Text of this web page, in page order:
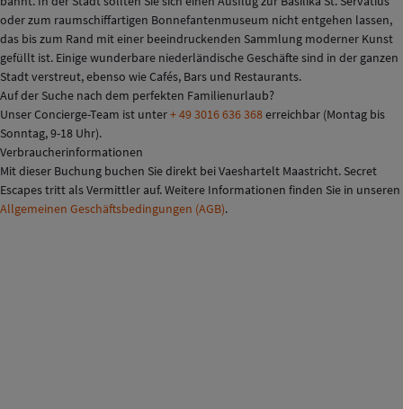
oder zum raumschiffartigen Bonnefantenmuseum nicht entgehen lassen,
das bis zum Rand mit einer beeindruckenden Sammlung moderner Kunst
gefüllt ist. Einige wunderbare niederländische Geschäfte sind in der ganzen
Stadt verstreut, ebenso wie Cafés, Bars und Restaurants.
Auf der Suche nach dem perfekten Familienurlaub?
Unser Concierge-Team ist unter+ 49 3016 636 368erreichbar (Montag bis
Sonntag, 9-18 Uhr).
Verbraucherinformationen
Mit dieser Buchung buchen Sie direkt bei Vaeshartelt Maastricht. Secret
Escapes tritt als Vermittler auf. Weitere Informationen finden Sie in unseren
Allgemeinen Geschäftsbedingungen (AGB).